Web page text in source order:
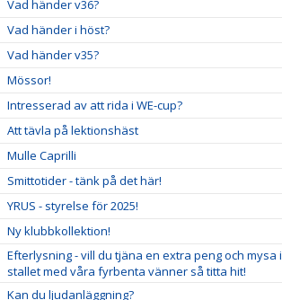
Vad händer v36?
Vad händer i höst?
Vad händer v35?
Mössor!
Intresserad av att rida i WE-cup?
Att tävla på lektionshäst
Mulle Caprilli
Smittotider - tänk på det här!
YRUS - styrelse för 2025!
Ny klubbkollektion!
Efterlysning - vill du tjäna en extra peng och mysa i
stallet med våra fyrbenta vänner så titta hit!
Kan du ljudanläggning?